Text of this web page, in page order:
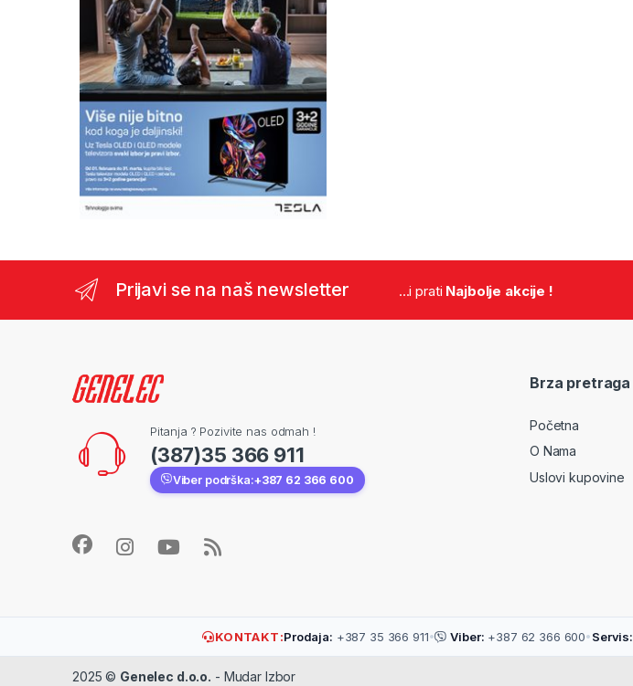
Prijavi se na naš newsletter ...i prati Najbolje akcije !
Pitanja ? Pozivite nas odmah !
(387)35 366 911
Viber podrška:+387 62 366 600
Brza pretraga
Početna
O Nama
Uslovi kupovine
KONTAKT:Prodaja: +387 35 366 911• Viber: +387 62 366 600• Servis:
2025 © Genelec d.o.o. - Mudar Izbor